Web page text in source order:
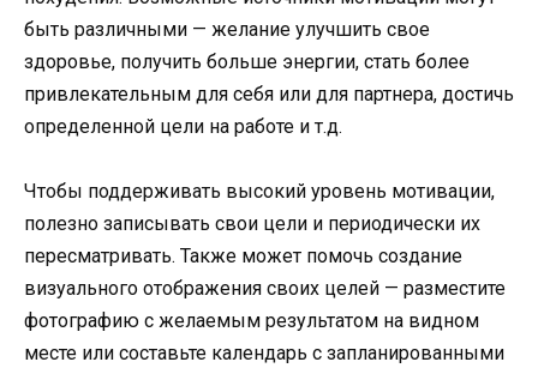
быть различными — желание улучшить свое
здоровье, получить больше энергии, стать более
привлекательным для себя или для партнера, достичь
определенной цели на работе и т.д.
Чтобы поддерживать высокий уровень мотивации,
полезно записывать свои цели и периодически их
пересматривать. Также может помочь создание
визуального отображения своих целей — разместите
фотографию с желаемым результатом на видном
месте или составьте календарь с запланированными